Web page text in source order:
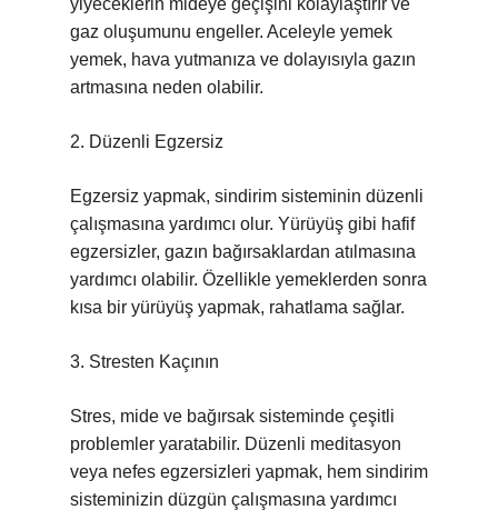
yiyeceklerin mideye geçişini kolaylaştırır ve
gaz oluşumunu engeller. Aceleyle yemek
yemek, hava yutmanıza ve dolayısıyla gazın
artmasına neden olabilir.
2. Düzenli Egzersiz
Egzersiz yapmak, sindirim sisteminin düzenli
çalışmasına yardımcı olur. Yürüyüş gibi hafif
egzersizler, gazın bağırsaklardan atılmasına
yardımcı olabilir. Özellikle yemeklerden sonra
kısa bir yürüyüş yapmak, rahatlama sağlar.
3. Stresten Kaçının
Stres, mide ve bağırsak sisteminde çeşitli
problemler yaratabilir. Düzenli meditasyon
veya nefes egzersizleri yapmak, hem sindirim
sisteminizin düzgün çalışmasına yardımcı